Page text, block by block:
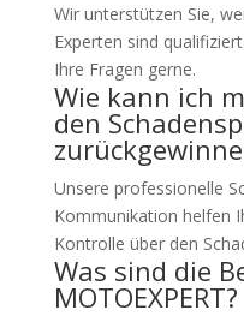
Wir unterstützen Sie,
Experten sind
Ihre Fragen gerne.
Wie kann ich
den
Unsere professionelle
Kommunikation helfen
Kontrolle über den
Was sind die
MOTOEXPERT?